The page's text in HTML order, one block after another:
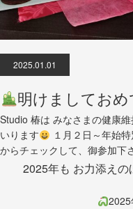
2025.01.01
明けましてお
Studio 椿は みなさまの健康
いります
１月２日～年始
からチェックして、御参加下
2025年も お力添え